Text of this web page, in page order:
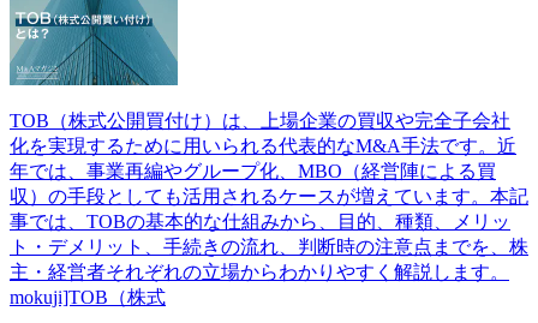
TOB（株式公開買付け）は、上場企業の買収や完全子会社
化を実現するために用いられる代表的なM&A手法です。近
年では、事業再編やグループ化、MBO（経営陣による買
収）の手段としても活用されるケースが増えています。本記
事では、TOBの基本的な仕組みから、目的、種類、メリッ
ト・デメリット、手続きの流れ、判断時の注意点までを、株
主・経営者それぞれの立場からわかりやすく解説します。
mokuji]TOB（株式